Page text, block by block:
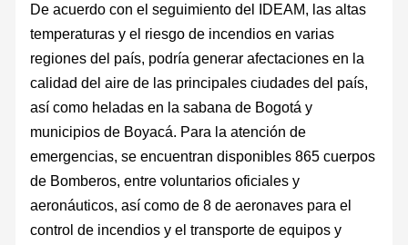
De acuerdo con el seguimiento del IDEAM, las altas
temperaturas y el riesgo de incendios en varias
regiones del país, podría generar afectaciones en la
calidad del aire de las principales ciudades del país,
así como heladas en la sabana de Bogotá y
municipios de Boyacá. Para la atención de
emergencias, se encuentran disponibles 865 cuerpos
de Bomberos, entre voluntarios oficiales y
aeronáuticos, así como de 8 de aeronaves para el
control de incendios y el transporte de equipos y